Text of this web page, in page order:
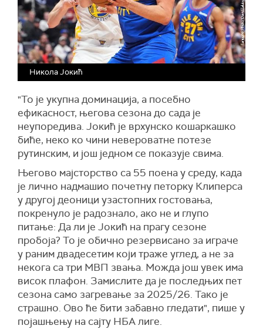
Никола Јокић
"То је укупна доминација, а посебно
ефикасност, његова сезона до сада је
неупоредива. Јокић је врхунско кошаркашко
биће, неко ко чини невероватне потезе
рутинским, и још једном се показује свима.
Његово мајсторство са 55 поена у среду, када
је лично надмашио почетну петорку Клиперса
у другој деоници узастопних гостовања,
покренуло је радознало, ако не и глупо
питање: Да ли је Јокић на прагу сезоне
пробоја? То је обично резервисано за играче
у раним двадесетим који траже углед, а не за
некога са три МВП звања. Можда још увек има
висок плафон. Замислите да је последњих пет
сезона само загревање за 2025/26. Тако је
страшно. Ово ће бити забавно гледати", пише у
појашњењу на сајту НБА лиге.